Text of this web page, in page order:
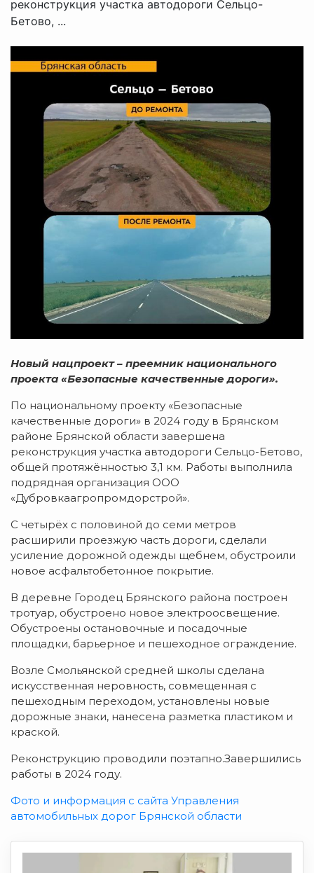
реконструкция участка автодороги Сельцо-
Бетово, ...
Новый нацпроект – преемник национального
проекта «Безопасные качественные дороги».
По национальному проекту «Безопасные
качественные дороги» в 2024 году в Брянском
районе Брянской области завершена
реконструкция участка автодороги Сельцо-Бетово,
общей протяжённостью 3,1 км. Работы выполнила
подрядная организация ООО
«Дубровкаагропромдорстрой».
С четырёх с половиной до семи метров
расширили проезжую часть дороги, сделали
усиление дорожной одежды щебнем, обустроили
новое асфальтобетонное покрытие.
В деревне Городец Брянского района построен
тротуар, обустроено новое электроосвещение.
Обустроены остановочные и посадочные
площадки, барьерное и пешеходное ограждение.
Возле Смольянской средней школы сделана
искусственная неровность, совмещенная с
пешеходным переходом, установлены новые
дорожные знаки, нанесена разметка пластиком и
краской.
Реконструкцию проводили поэтапно.Завершились
работы в 2024 году.
Фото и информация с сайта Управления
автомобильных дорог Брянской области